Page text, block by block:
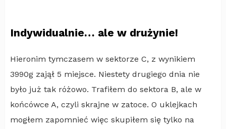
Indywidualnie… ale w drużynie!
Hieronim tymczasem w sektorze C, z wynikiem
3990g zajął 5 miejsce. Niestety drugiego dnia nie
było już tak różowo. Trafiłem do sektora B, ale w
końcówce A, czyli skrajne w zatoce. O uklejkach
mogłem zapomnieć więc skupiłem się tylko na